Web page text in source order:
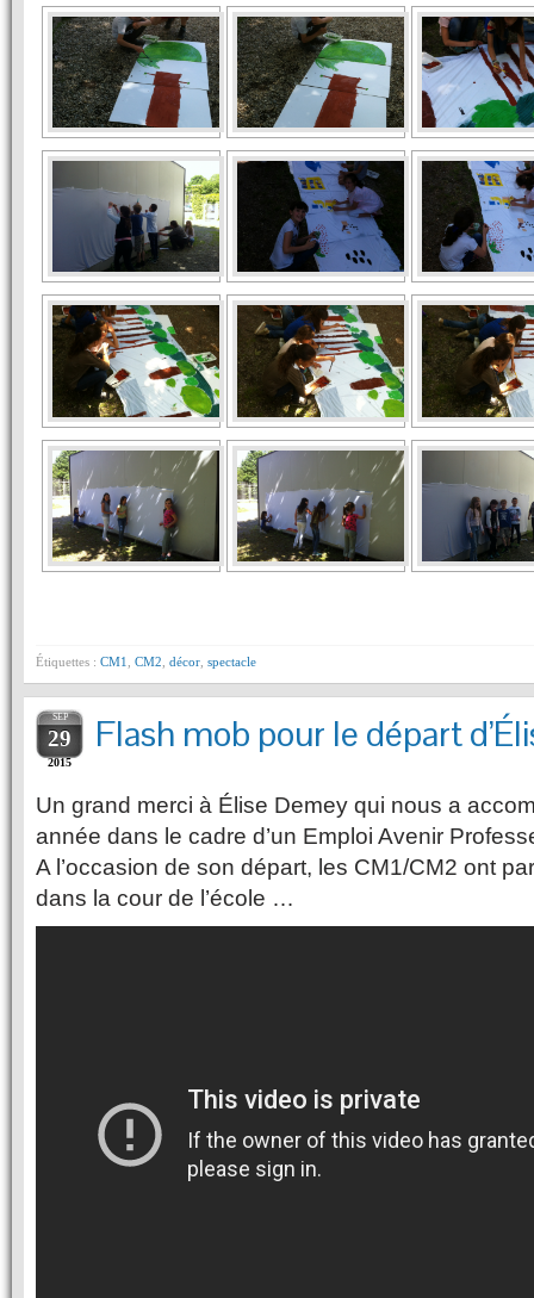
Étiquettes : CM1 CM2 décor spectacle
SEP
29
2015
Flash mob pour le départ
Un grand merci à Élise Demey qui nous a
année dans le cadre d’un Emploi Avenir
A l’occasion de son départ, les CM1/CM2 ont
dans la cour de l’école …